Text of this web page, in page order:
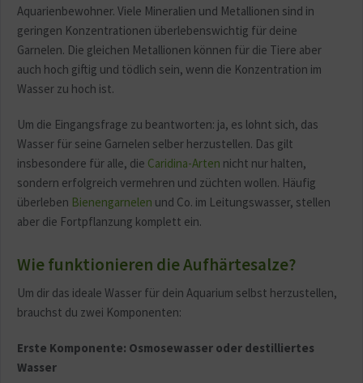
Aquarienbewohner. Viele Mineralien und Metallionen sind in
geringen Konzentrationen überlebenswichtig für deine
Garnelen. Die gleichen Metallionen können für die Tiere aber
auch hoch giftig und tödlich sein, wenn die Konzentration im
Wasser zu hoch ist.
Um die Eingangsfrage zu beantworten: ja, es lohnt sich, das
Wasser für seine Garnelen selber herzustellen. Das gilt
insbesondere für alle, die Caridina-Arten nicht nur halten,
sondern erfolgreich vermehren und züchten wollen. Häufig
überleben Bienengarnelen und Co. im Leitungswasser, stellen
aber die Fortpflanzung komplett ein.
Wie funktionieren die Aufhärtesalze?
Um dir das ideale Wasser für dein Aquarium selbst herzustellen,
brauchst du zwei Komponenten:
Erste Komponente: Osmosewasser oder destilliertes
Wasser